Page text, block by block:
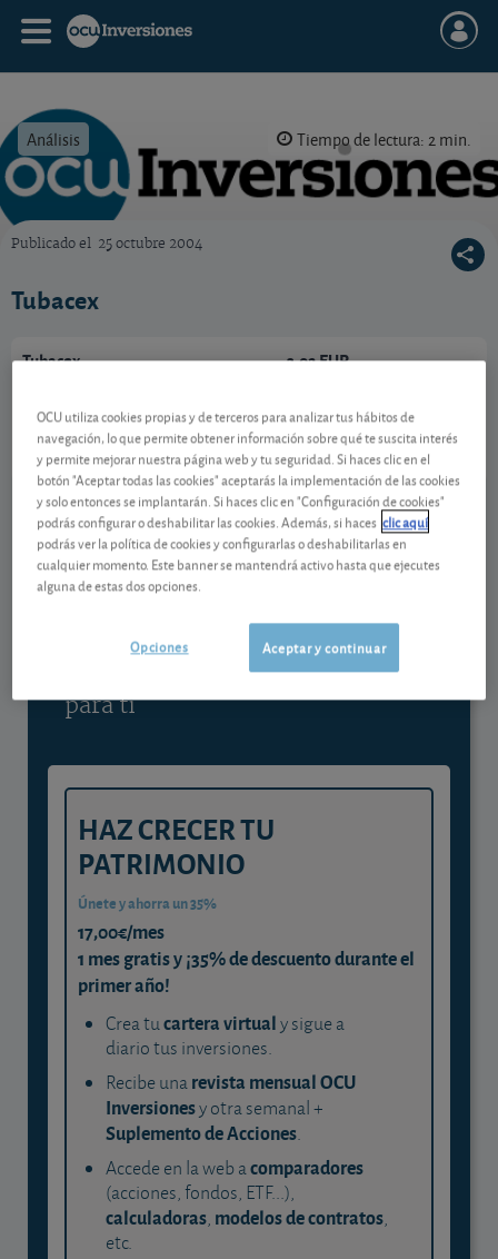
Análisis Tiempo de lectura: 2 min.
Publicado el 25 octubre 2004
Tubacex
Tubacex
10/08/2026 Madrid
3,02 EUR
0,01 EUR (0,33 %)
Ver detalladamente
Contenido reservado a SOCIOS
Gestiona tu dinero con visión
experta
y consigue que cada euro trabaje
para ti
HAZ CRECER TU
PATRIMONIO
Únete y ahorra un 35%
17,00€/mes
1 mes gratis y ¡35% de descuento durante el
primer año!
Crea tucartera virtualy sigue a
diario tus inversiones.
Recibe unarevista mensual OCU
Inversionesy otra semanal +
Suplemento de Acciones.
Accede en la web acomparadores
(acciones, fondos, ETF...),
calculadoras, modelos de contratos,
etc.
OCU utiliza cookies propias y de terceros para analizar tus hábitos de
navegación, lo que permite obtener información sobre qué te suscita interés
y permite mejorar nuestra página web y tu seguridad. Si haces clic en el
botón "Aceptar todas las cookies" aceptarás la implementación de las cookies
y solo entonces se implantarán. Si haces clic en "Configuración de cookies"
podrás configurar o deshabilitar las cookies. Además, si haces clic aquí
podrás ver la política de cookies y configurarlas o deshabilitarlas en
cualquier momento. Este banner se mantendrá activo hasta que ejecutes
alguna de estas dos opciones.
Aceptar y continuar
Opciones